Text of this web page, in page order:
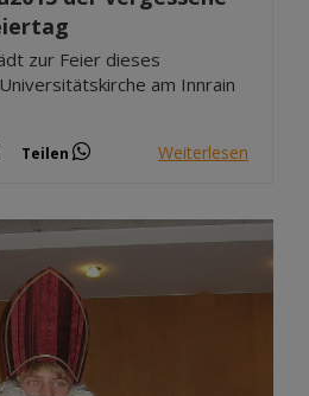
zur Feier dieses
am Innrain
Teilen Weiterlesen